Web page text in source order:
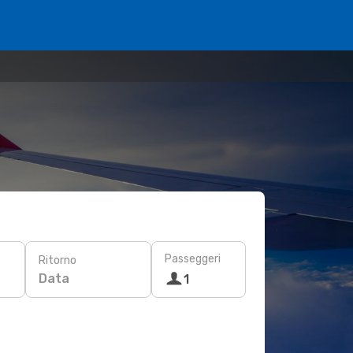
Ritorno
Data
Passeggeri
1